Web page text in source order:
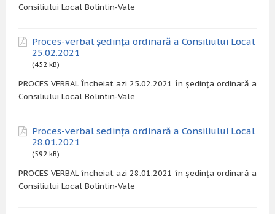
Consiliului Local Bolintin-Vale
Proces-verbal ședința ordinară a Consiliului Local
25.02.2021
(452 kB)
PROCES VERBAL Încheiat azi 25.02.2021 în ședința ordinară a
Consiliului Local Bolintin-Vale
Proces-verbal sedința ordinară a Consiliului Local
28.01.2021
(592 kB)
PROCES VERBAL încheiat azi 28.01.2021 în ședința ordinară a
Consiliului Local Bolintin-Vale